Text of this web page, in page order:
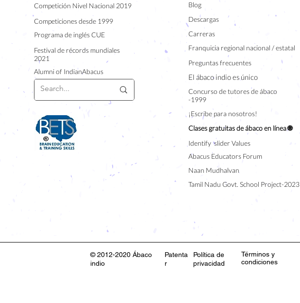
Competición Nivel Nacional 2019
Competiciones desde 1999
Programa de inglés CUE
Festival de récords mundiales
2021
Alumni of IndianAbacus
Blog
Descargas
Carreras
Franquicia regional nacional / estatal
Preguntas frecuentes
El ábaco indio es único
Concurso de tutores de ábaco
-1999
¡Escribe para nosotros!
Clases gratuitas de ábaco en línea 🌐
Identify slider Values
Abacus Educators Forum
Naan Mudhalvan
Tamil Nadu Govt. School Project-2023
© 2012-2020 Ábaco
indio
Patenta
r
Política de
privacidad
Términos y
condiciones